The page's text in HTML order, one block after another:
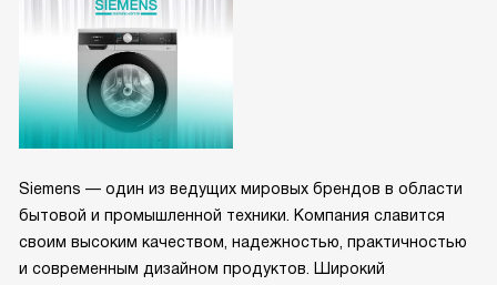
Siemens — один из ведущих мировых брендов в области
бытовой и промышленной техники. Компания славится
своим высоким качеством, надежностью, практичностью
и современным дизайном продуктов. Широкий